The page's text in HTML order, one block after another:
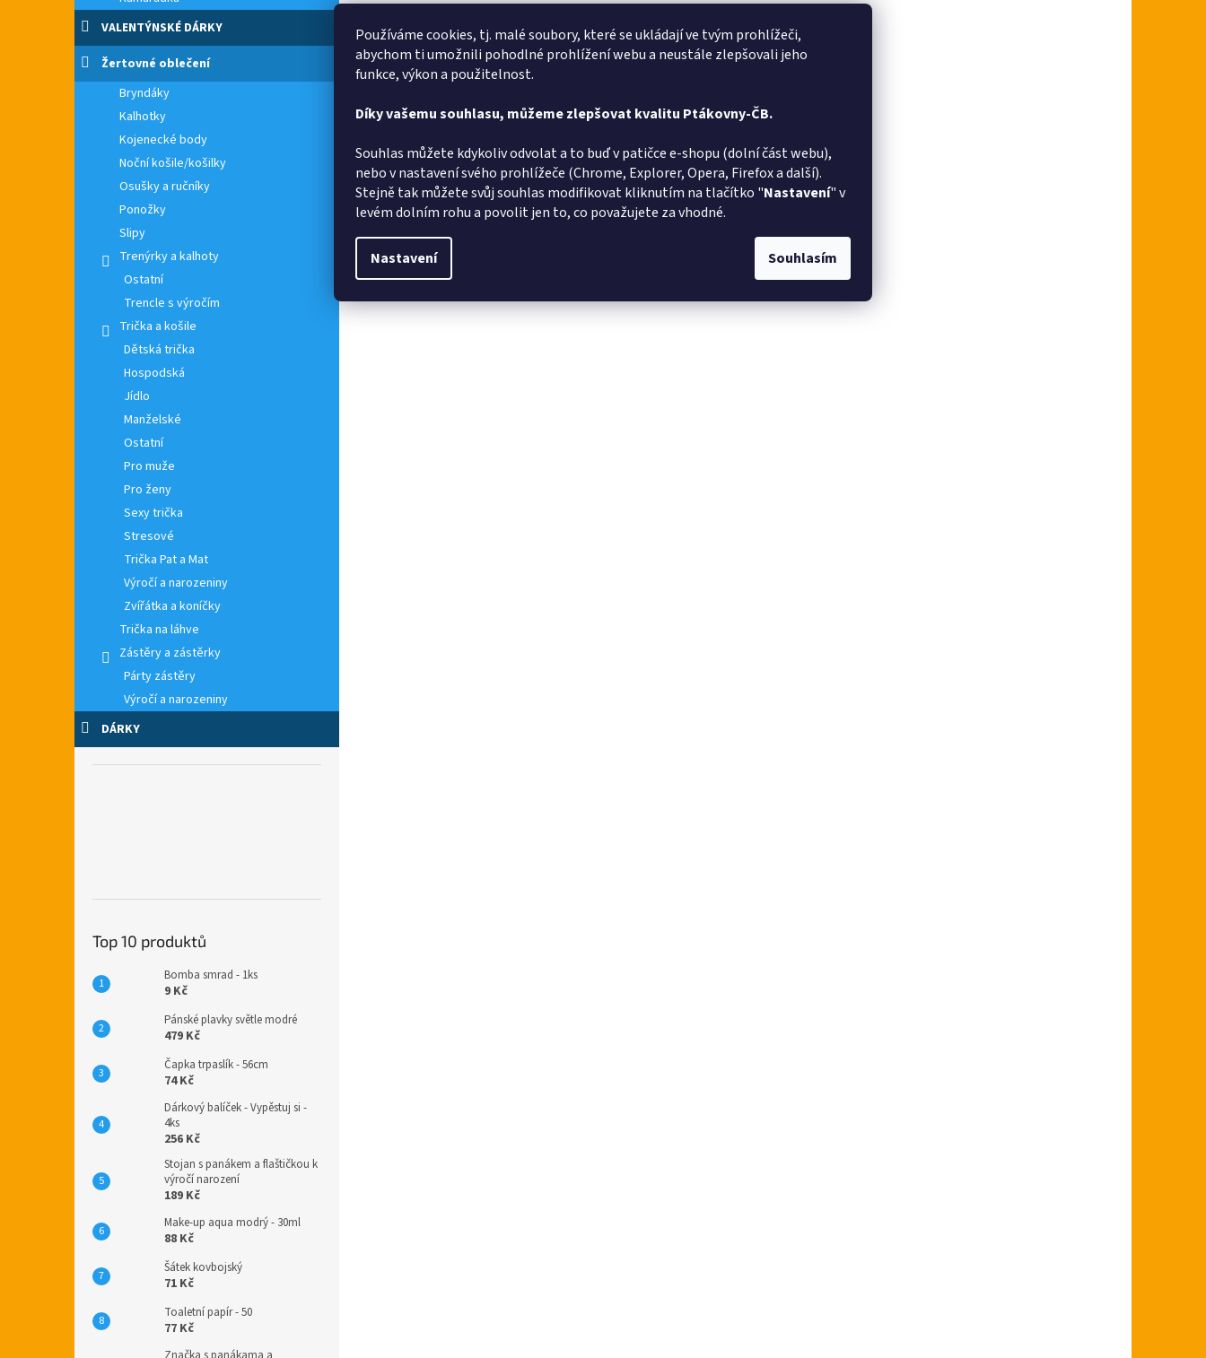
Používáme cookies, tj. malé soubory, které se ukládají ve tvým prohlížeči,
abychom ti umožnili pohodlné prohlížení webu a neustále zlepšovali jeho
funkce, výkon a použitelnost.
Díky vašemu souhlasu, můžeme zlepšovat kvalitu Ptákovny-ČB.
Souhlas můžete kdykoliv odvolat a to buď v patičce e-shopu (dolní část webu),
nebo v nastavení svého prohlížeče (Chrome, Explorer, Opera, Firefox a další).
Stejně tak můžete svůj souhlas modifikovat kliknutím na tlačítko "Nastavení" v
levém dolním rohu a povolit jen to, co považujete za vhodné.
Nastavení Souhlasím
VALENTÝNSKÉ DÁRKY
Žertovné oblečení
Bryndáky
Kalhotky
Kojenecké body
Noční košile/košilky
Osušky a ručníky
Ponožky
Slipy
Trenýrky a kalhoty
Ostatní
Trencle s výročím
Trička a košile
Dětská trička
Hospodská
Jídlo
Manželské
Ostatní
Pro muže
Pro ženy
Sexy trička
Stresové
Trička Pat a Mat
Výročí a narozeniny
Zvířátka a koníčky
Trička na láhve
Zástěry a zástěrky
Párty zástěry
Výročí a narozeniny
DÁRKY
Top 10 produktů
Bomba smrad - 1ks
9 Kč
Pánské plavky světle modré
479 Kč
Čapka trpaslík - 56cm
74 Kč
Dárkový balíček - Vypěstuj si -
4ks
256 Kč
Stojan s panákem a flaštičkou k
výročí narození
189 Kč
Make-up aqua modrý - 30ml
88 Kč
Šátek kovbojský
71 Kč
Toaletní papír - 50
77 Kč